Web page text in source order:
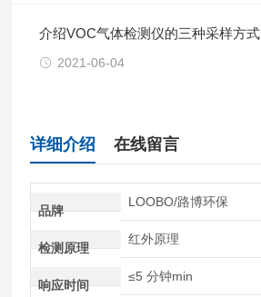
介绍VOC气体检测仪的三种采样方式
2021-06-04
详细介绍 在线留言
品牌
LOOBO/路博环保
检测原理
红外原理
响应时间
≤5 分钟min